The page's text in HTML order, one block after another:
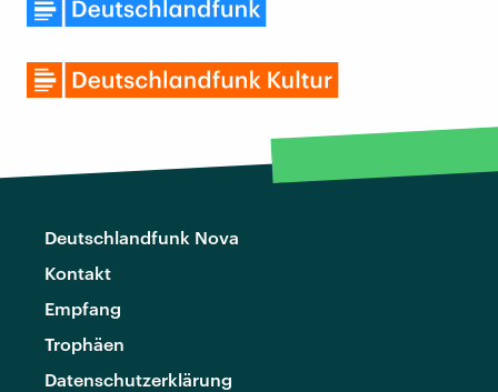
Deutschlandfunk Nova
Kontakt
Empfang
Trophäen
Datenschutzerklärung